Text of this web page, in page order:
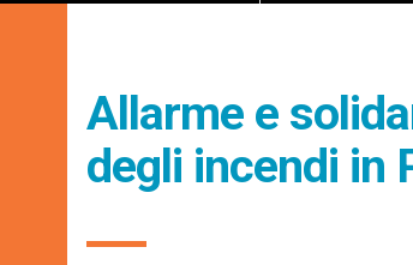
Allarme e
degli incendi in